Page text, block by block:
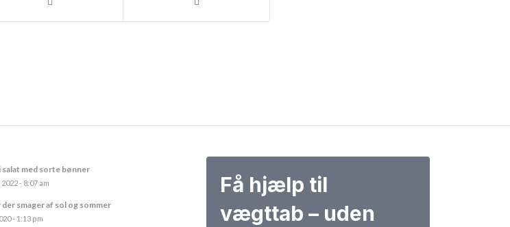
med sorte bønner
- 8:07 am
der smager af sol og sommer
- 1:13 pm
Få hjælp til
vægttab – uden